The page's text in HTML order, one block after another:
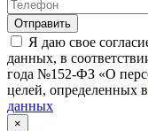
Я даю свое
данных, в
года №152-ФЗ «О
целей, определенных в
данных
×